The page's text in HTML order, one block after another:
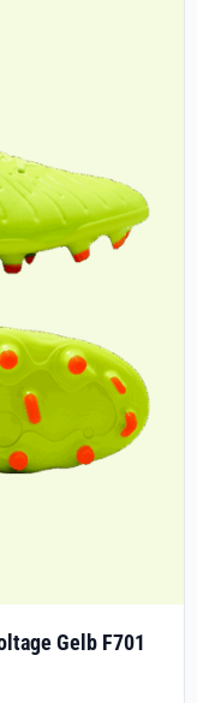
Gelb F701